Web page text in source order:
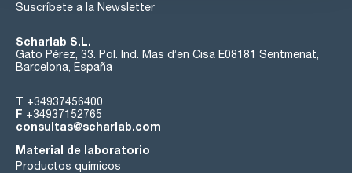
Suscríbete a la Newsletter
Scharlab S.L.
Gato Pérez, 33. Pol. Ind. Mas d’en Cisa E08181 Sentmenat,
Barcelona, España
T +34937456400
F +34937152765
consultas@scharlab.com
Material de laboratorio
Productos químicos